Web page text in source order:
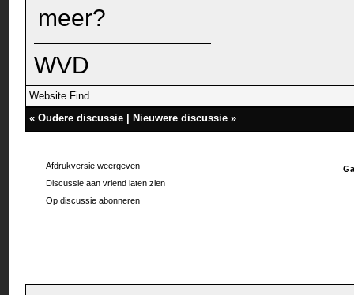
meer?
WVD
Website Find
«Oudere discussie Nieuwere discussie »
Afdrukversie weergeven
Discussie aan vriend laten zien
Op discussie abonneren